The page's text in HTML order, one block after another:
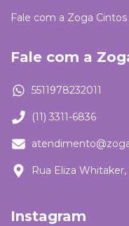
Fale com a Zoga Cintos
Fale com a
5511978232011
(11) 3311-6836
Rua Eliza Whitaker,
Instagram